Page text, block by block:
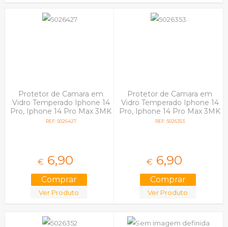
Protetor de Camara em
Vidro Temperado Iphone 14
Pro, Iphone 14 Pro Max 3MK
Prata
REF: 5026427
€ 6,90
Ver Produto
Protetor de Camara em
Vidro Temperado Iphone 14
Pro, Iphone 14 Pro Max 3MK
Dourado
REF: 5026353
€ 6,90
Ver Produto